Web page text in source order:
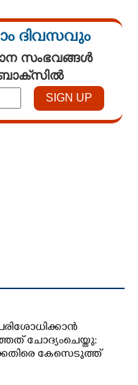
ദിവസവും
സംഭവങ്ങൾ
ചോദ്യംചെയ്തു:
കേസെടുത്ത്